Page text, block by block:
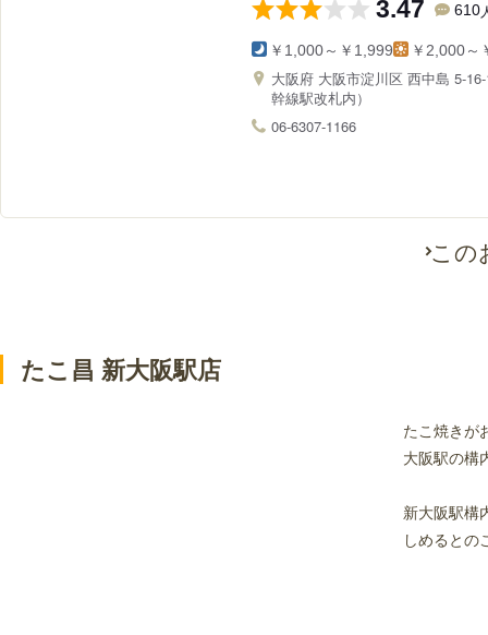
3.47 610
￥1,000～￥1,999 ￥2,000～
大阪府 大阪市淀川区 西中島 5-
幹線駅改札内）
06-6307-1166
この
たこ昌 新大阪駅店
たこ焼きが
大阪駅の構
新大阪駅構
しめるとの